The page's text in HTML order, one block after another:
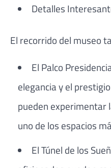
Detalles
El recorrido del museo
El Palco
elegancia y el
pueden experimentar
uno de los espacios
El Túnel de los